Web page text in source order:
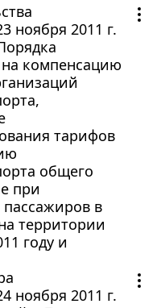
ноября 2011 г.
на компенсацию
тарифов
общего
при
в
территории
году и
ноября 2011 г.